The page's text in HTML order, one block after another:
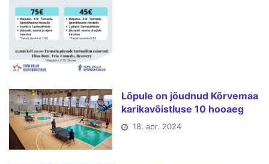
Lõpule on jõudnud Kõrvemaa
karikavõistluse 10 hooaeg
18. apr. 2024